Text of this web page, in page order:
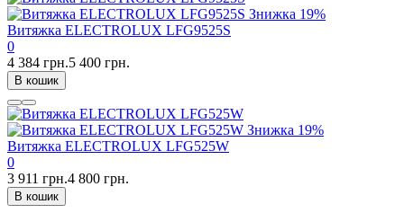
Знижка 19%
Витяжка ELECTROLUX LFG9525S
0
4 384 грн.5 400 грн.
В кошик
Знижка 19%
Витяжка ELECTROLUX LFG525W
0
3 911 грн.4 800 грн.
В кошик